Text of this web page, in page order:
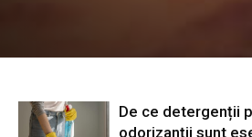
De ce detergenții
odorizanții sunt